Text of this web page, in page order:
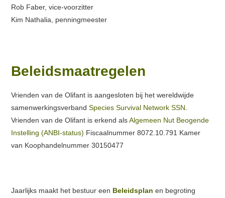
Rob Faber, vice-voorzitter
Kim Nathalia, penningmeester
Beleidsmaatregelen
Vrienden van de Olifant is aangesloten bij het wereldwijde
samenwerkingsverbandSpecies Survival Network SSN
Vrienden van de Olifant is erkend alsAlgemeen Nut Beogende
Instelling (ANBI-status) Fiscaalnummer 8072.10.791 Kamer
van Koophandelnummer 30150477
Jaarlijks maakt het bestuur een Beleidsplan en begroting